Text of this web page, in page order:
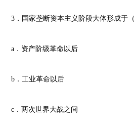
3．国家垄断资本主义阶段大体形成于
a．资产阶级革命以后
b．工业革命以后
c．两次世界大战之间